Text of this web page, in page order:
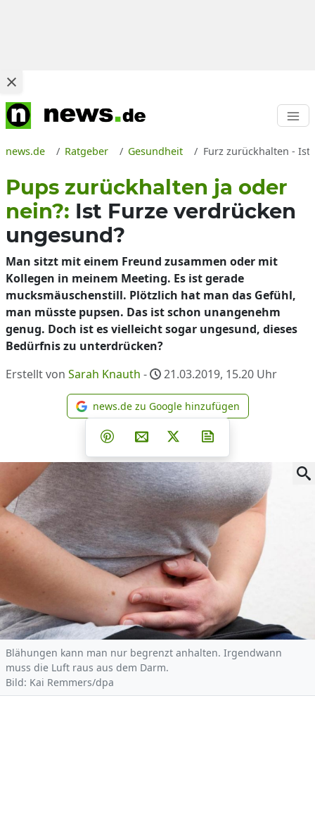
news.de Ratgeber Gesundheit Furz zurückhalten - Ist
Pups zurückhalten ja oder
nein?: Ist Furze verdrücken
ungesund?
Man sitzt mit einem Freund zusammen oder mit
Kollegen in meinem Meeting. Es ist gerade
mucksmäuschenstill. Plötzlich hat man das Gefühl,
man müsste pupsen. Das ist schon unangenehm
genug. Doch ist es vielleicht sogar ungesund, dieses
Bedürfnis zu unterdrücken?
Erstellt von Sarah Knauth - 21.03.2019, 15.20 Uhr
news.de zu Google
news.de zu Google hinzufügen
Teilen auf Facebook
Teilen auf Whatsapp
Teilen auf Telegram
Teilen auf Pinterest
Per E-Mail teilen
Post auf X
Blähungen kann man nur begrenzt anhalten. Irgendwann
muss die Luft raus aus dem Darm.
Bild: Kai Remmers/dpa